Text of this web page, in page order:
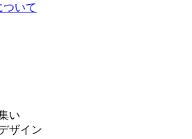
いて
い
ザイン